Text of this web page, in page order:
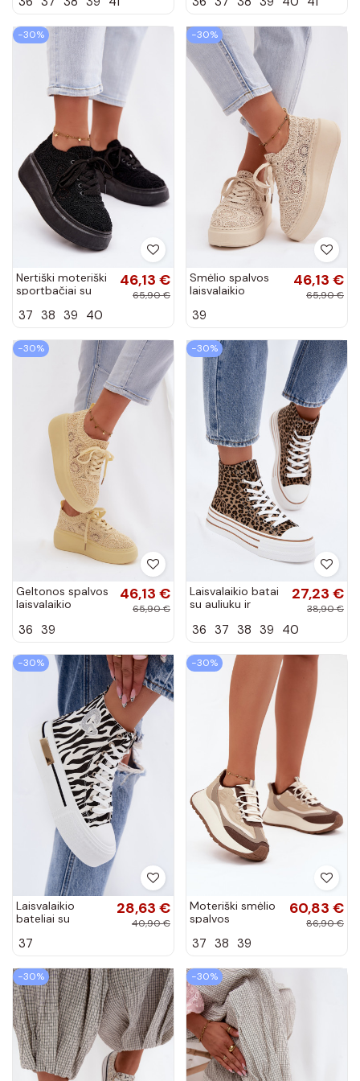
−30%
Nertiški moteriški
sportbačiai su
spalvos, Evalora
46,13 €
65,90 €
37 38 39 40
−30%
Smėlio spalvos
laisvalaikio
platforma ir
Evalora
46,13 €
65,90 €
39
−30%
Geltonos spalvos
laisvalaikio
platforma ir
Evalora
46,13 €
65,90 €
36 39
−30%
Laisvalaikio batai
su auliuku ir
raštais Inildrose
27,23 €
38,90 €
36 37 38 39 40
−30%
Laisvalaikio
bateliai su
Meloria
28,63 €
40,90 €
37
−30%
Moteriški smėlio
spalvos
platforma Big
HI-POLY SYSTEM
60,83 €
86,90 €
37 38 39
−30% −30%